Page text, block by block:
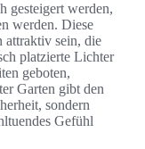
gesteigert werden,
werden. Diese
attraktiv sein, die
platzierte Lichter
geboten,
Garten gibt den
sondern
Gefühl